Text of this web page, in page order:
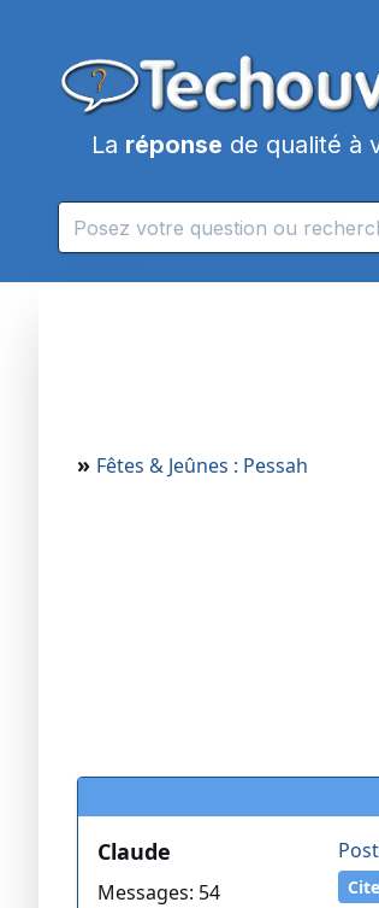
La réponse de qualité à
» Fêtes & Jeûnes : Pessah
Claude
Messages: 54